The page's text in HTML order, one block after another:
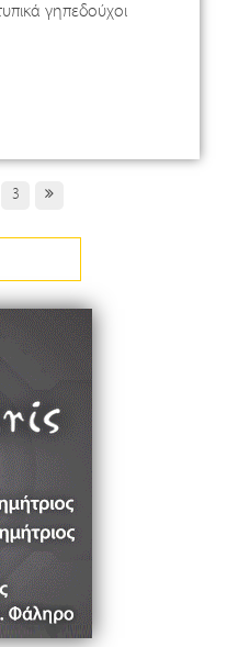
γηπεδούχοι
3